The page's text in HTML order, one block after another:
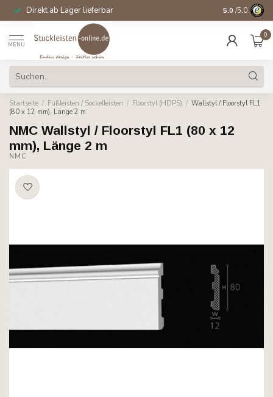
Direkt ab Lager lieferbar 14 Tage
5.0 /5.0
MENU
0
Startseite / Fußleisten / Sockelleisten / Floorstyl (HDPS) / Wallstyl / Floorstyl FL1
(80 x 12 mm), Länge 2 m
NMC Wallstyl / Floorstyl FL1 (80 x 12
mm), Länge 2 m
NMC